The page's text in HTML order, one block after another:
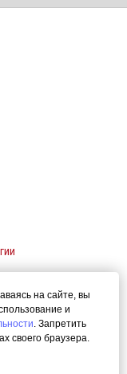
3
на сайте, вы
и
. Запретить
своего браузера.